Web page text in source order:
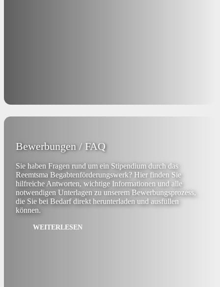
Bewerbungen / FAQ
Sie haben Fragen rund um ein Stipendium durch das
Reemtsma Begabtenförderungswerk? Hier finden Sie
hilfreiche Antworten, wichtige Informationen und alle
notwendigen Unterlagen zu unserem Bewerbungsprozess,
die Sie bei Bedarf direkt herunterladen und ausfüllen
können.
WEITERLESEN